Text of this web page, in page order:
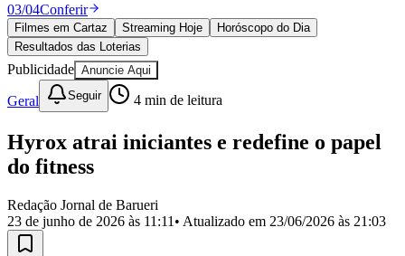
Política
Eleições
Esportes
Saúde
Segurança
Cultura
Meio Ambiente
Educação
Selecione sua regiãoPara notícias da sua região
03/04Conferir
Filmes em Cartaz Streaming Hoje
Horóscopo do Dia
Resultados das Loterias
Publicidade Anuncie Aqui
Geral Seguir 4 min de leitura
Hyrox atrai iniciantes e redefine o papel
do fitness
Redação Jornal de Barueri
23 de junho de 2026 às 11:11 • Atualizado em 23/06/2026 às 21:03